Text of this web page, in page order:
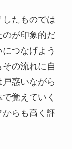
したものでは
のが印象的だ
つなげよう
の流れに自
惑いながら
覚えていく
からも高く評